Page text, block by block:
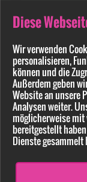
Diese
Wir verwenden
personalisieren,
können und die
Außerdem geben
Website an unsere
Analysen weiter.
möglicherweise mit
bereitgestellt
Dienste gesammelt
rechtswidrigen
Bitte beachten Sie